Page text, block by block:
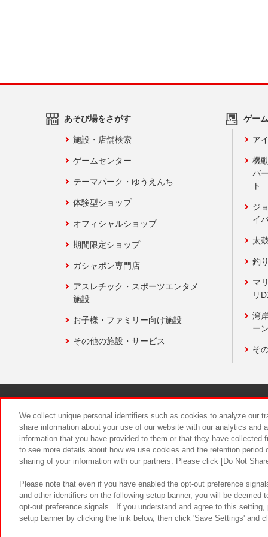
あそび場をさがす
施設・店舗検索
ゲームセンター
テーマパーク・ゆうえんち
体験型ショップ
オフィシャルショップ
期間限定ショップ
ガシャポン専門店
アスレチック・スポーツエンタメ
施設
お子様・ファミリー向け施設
その他の施設・サービス
ゲー
ア
機
バ
ト
ジ
イ
太
釣
マ
リ
湾
ー
そ
食品のご
We collect unique personal identifiers such as cookies to analyze our
share information about your use of our website with our analytics and
information that you have provided to them or that they have
to see more details about how we use cookies and the retention
sharing of your information with our partners. Please click [Do Not
Please note that even if you have enabled the opt-out preference
and other identifiers on the following setup banner, you will be
opt-out preference signals . If you understand and agree to this
setup banner by clicking the link below, then click 'Save Settings' and